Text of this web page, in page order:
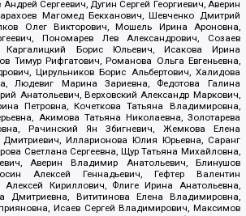
Сергеевич, Дугин Сергей Георгиевич, Аверин
Магомед Бекханович, Шевченко Дмитрий
Олег Викторович, Мошель Ирина Ароновна,
Пономарев Лев Александрович, Созаев
Каргалицкий Борис Юльевич, Исакова Ирина
Тимур Рифгатович, Романова Ольга Евгеньевна,
Цирульников Борис Альбертович, Халидова
Людевиг Марина Зариевна, Федотова Галина
Анатольевич, Верховский Александр Маркович,
Петровна, Кочеткова Татьяна Владимировна,
Акимова Татьяна Николаевна, Золотарева
Рачинский Ян Збигневич, Жемкова Елена
Дмитриевич, Илларионова Юлия Юрьевна, Саранг
Светлана Сергеевна, Щур Татьяна Михайловна,
Аверин Владимир Анатольевич, Блинушов
Алексей Геннадьевич, Гефтер Валентин
Кириллович, Флиге Ирина Анатольевна,
Дмитриевна, Вититинова Елена Владимировна,
Исаев Сергей Владимирович, Максимов